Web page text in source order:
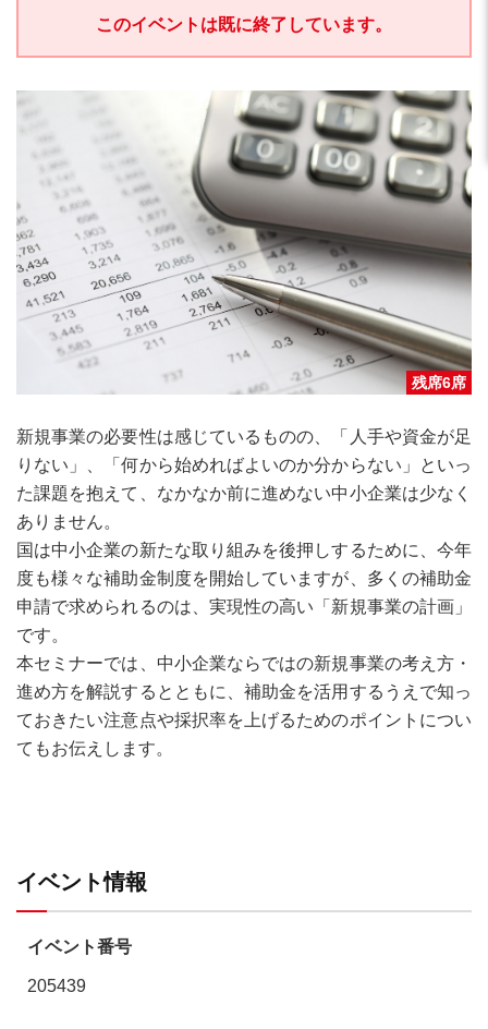
このイベントは既に終了しています。
残席6席
新規事業の必要性は感じているものの、「人手や資金が足
りない」、「何から始めればよいのか分からない」といっ
た課題を抱えて、なかなか前に進めない中小企業は少なく
ありません。
国は中小企業の新たな取り組みを後押しするために、今年
度も様々な補助金制度を開始していますが、多くの補助金
申請で求められるのは、実現性の高い「新規事業の計画」
です。
本セミナーでは、中小企業ならではの新規事業の考え方・
進め方を解説するとともに、補助金を活用するうえで知っ
ておきたい注意点や採択率を上げるためのポイントについ
てもお伝えします。
イベント情報
イベント番号
205439